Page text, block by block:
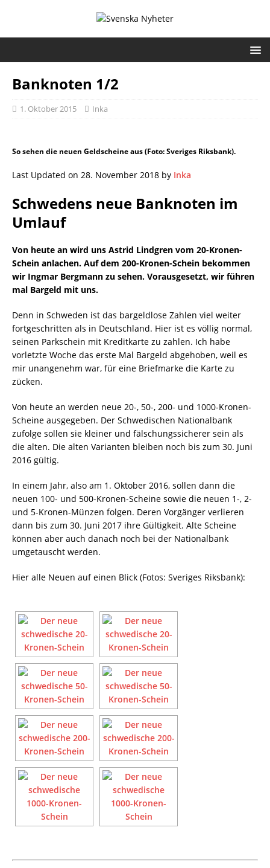
Banknoten 1/2
1. Oktober 2015 Inka
So sehen die neuen Geldscheine aus (Foto: Sveriges Riksbank).
Last Updated on 28. November 2018 by Inka
Schwedens neue Banknoten im
Umlauf
Von heute an wird uns Astrid Lindgren vom 20-Kronen-
Schein anlachen. Auf dem 200-Kronen-Schein bekommen
wir Ingmar Bergmann zu sehen. Vorausgesetzt, wir führen
mal Bargeld mit uns.
Denn in Schweden ist das bargeldlose Zahlen viel weiter
fortgeschritten als in Deutschland. Hier ist es völlig normal,
seinen Parkschein mit Kreditkarte zu zahlen. Ich habe
vorletzte Woche das erste Mal Bargeld abgehoben, weil es
mir unangenehm war, für eine Briefmarke die Karte zu
zücken.
Von heute an werden neue 20-, 50-, 200- und 1000-Kronen-
Scheine ausgegeben. Der Schwedischen Nationalbank
zufolge sollen sie kleiner und fälschungssicherer sein als
die alten. Die alten Varianten bleiben noch bis zum 30. Juni
2016 gültig.
In einem Jahr, also am 1. Oktober 2016, sollen dann die
neuen 100- und 500-Kronen-Scheine sowie die neuen 1-, 2-
und 5-Kronen-Münzen folgen. Deren Vorgänger verlieren
dann bis zum 30. Juni 2017 ihre Gültigkeit. Alte Scheine
können aber auch danach noch bei der Nationalbank
umgetauscht werden.
Hier alle Neuen auf einen Blick (Fotos: Sveriges Riksbank):